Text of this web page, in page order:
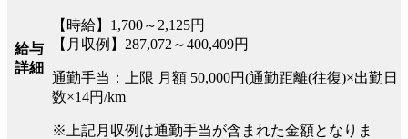
給与
詳細
【時給】1,700～2,125円
【月収例】287,072～400,409円
通勤手当：上限 月額 50,000円(通勤距離(往復)×出勤日
数×14円/km
※上記月収例は通勤手当が含まれた金額となりま